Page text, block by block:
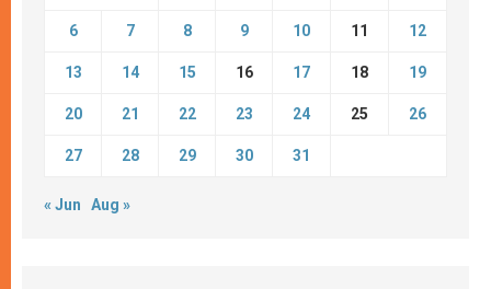
6 7 8 9 10 11 12
13 14 15 16 17 18 19
20 21 22 23 24 25 26
27 28 29 30 31
« Jun Aug »